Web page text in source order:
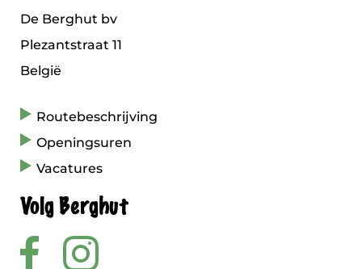
De Berghut bv
Plezantstraat 11
België
Routebeschrijving
Openingsuren
Vacatures
Volg Berghut